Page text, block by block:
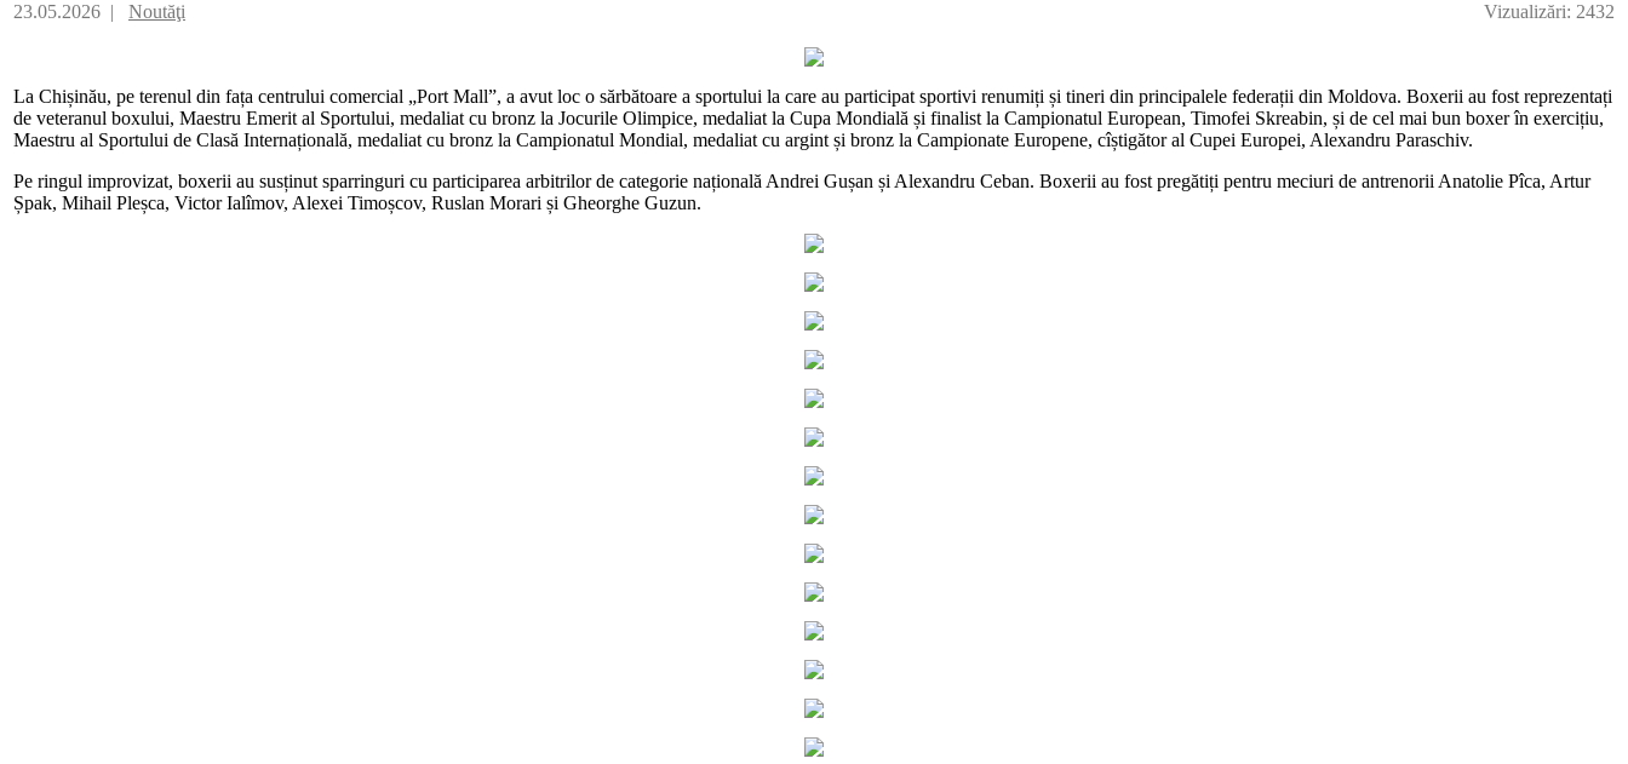
Vizualizări: 2432
23.05.2026 | Noutăţi
La Chișinău, pe terenul din fața centrului comercial „Port Mall”, a avut loc o sărbătoare a sportului la care au participat sportivi renumiți și tineri din principalele federații din Moldova. Boxerii au fost reprezentați
de veteranul boxului, Maestru Emerit al Sportului, medaliat cu bronz la Jocurile Olimpice, medaliat la Cupa Mondială și finalist la Campionatul European, Timofei Skreabin, și de cel mai bun boxer în exercițiu,
Maestru al Sportului de Clasă Internațională, medaliat cu bronz la Campionatul Mondial, medaliat cu argint și bronz la Campionate Europene, cîștigător al Cupei Europei, Alexandru Paraschiv.
Pe ringul improvizat, boxerii au susținut sparringuri cu participarea arbitrilor de categorie națională Andrei Gușan și Alexandru Ceban. Boxerii au fost pregătiți pentru meciuri de antrenorii Anatolie Pîca, Artur
Șpak, Mihail Pleșca, Victor Ialîmov, Alexei Timoșcov, Ruslan Morari și Gheorghe Guzun.